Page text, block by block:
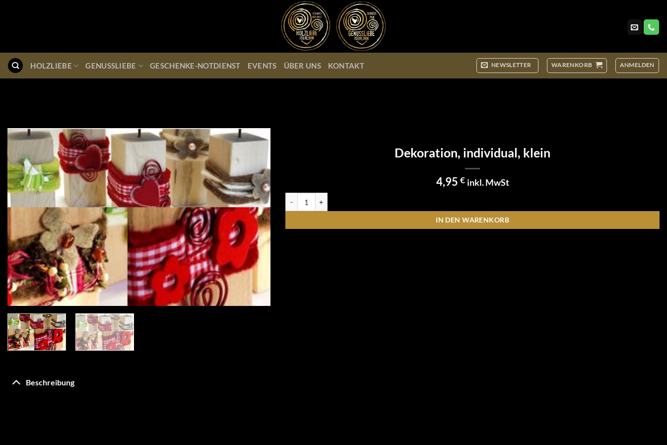
HOLZLIEBE GENUSSLIEBE GESCHENKE-NOTDIENST EVENTS ÜBER UNS KONTAKT NEWSLETTER WARENKORB ANMELDEN
Dekoration, individual, klein
4,95 € inkl. MwSt
IN DEN WARENKORB
Beschreibung